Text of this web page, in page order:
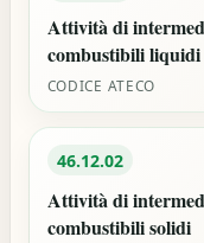
Attività di
combustibili liquidi
CODICE ATECO
46.12.02
Attività di
combustibili solidi